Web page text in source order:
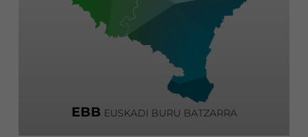
EBB EUSKADI BURU BATZARRA